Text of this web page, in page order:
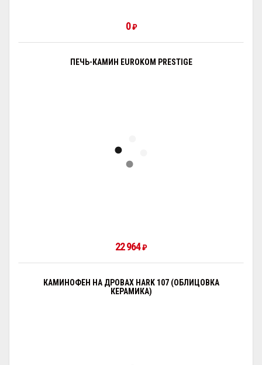
0₽
ПЕЧЬ-КАМИН EUROKOM PRESTIGE
22 964₽
КАМИНОФЕН НА ДРОВАХ HARK 107 (ОБЛИЦОВКА
КЕРАМИКА)